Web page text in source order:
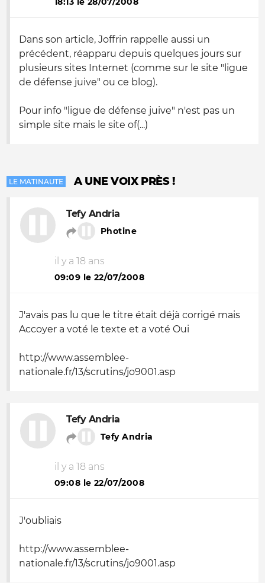
Dans son article, Joffrin rappelle aussi un
précédent, réapparu depuis quelques jours sur
plusieurs sites Internet (comme sur le site "ligue
de défense juive" ou ce blog).
Pour info "ligue de défense juive" n'est pas un
simple site mais le site of(...)
LE MATINAUTE A UNE VOIX PRÈS !
Tefy Andria
Photine
il y a 18 ans
09:09 le 22/07/2008
J'avais pas lu que le titre était déjà corrigé mais
Accoyer a voté le texte et a voté Oui
http://www.assemblee-
nationale.fr/13/scrutins/jo9001.asp
Tefy Andria
Tefy Andria
il y a 18 ans
09:08 le 22/07/2008
J'oubliais
http://www.assemblee-
nationale.fr/13/scrutins/jo9001.asp